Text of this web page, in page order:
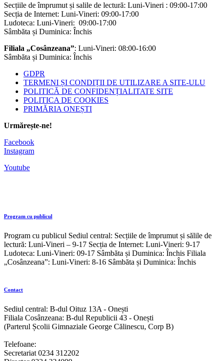
Secțiile de împrumut și salile de lectură: Luni-Vineri : 09:00-17:00
Secția de Internet: Luni-Vineri: 09:00-17:00
Ludoteca: Luni-Vineri: 09:00-17:00
Sâmbăta și Duminica: Închis
Filiala „Cosânzeana”: Luni-Vineri: 08:00-16:00
Sâmbăta și Duminica: Închis
GDPR
TERMENI ȘI CONDIȚII DE UTILIZARE A SITE-ULU
POLITICĂ DE CONFIDENȚIALITATE SITE
POLITICA DE COOKIES
PRIMĂRIA ONEȘTI
Urmărește-ne!
Facebook
Instagram
Youtube
Program cu publicul
Program cu publicul Sediul central: Secțiile de împrumut și sălile de
lectură: Luni-Vineri – 9-17 Secția de Internet: Luni-Vineri: 9-17
Ludoteca: Luni-Vineri: 09-17 Sâmbăta și Duminica: Închis Filiala
„Cosânzeana”: Luni-Vineri: 8-16 Sâmbăta și Duminica: Închis
Contact
Sediul central: B-dul Oituz 13A - Onești
Filiala Cosânzeana: B-dul Republicii 43 - Onești
(Parterul Școlii Gimnaziale George Călinescu, Corp B)
Telefoane:
Secretariat 0234 312202